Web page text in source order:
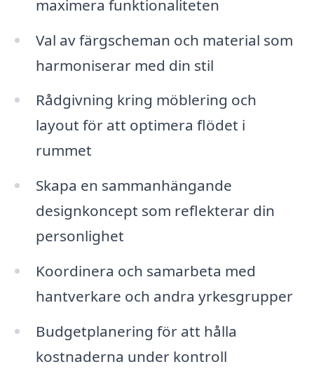
maximera funktionaliteten
Val av färgscheman och material som
harmoniserar med din stil
Rådgivning kring möblering och
layout för att optimera flödet i
rummet
Skapa en sammanhängande
designkoncept som reflekterar din
personlighet
Koordinera och samarbeta med
hantverkare och andra yrkesgrupper
Budgetplanering för att hålla
kostnaderna under kontroll